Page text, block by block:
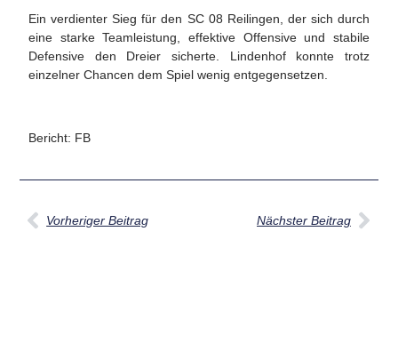
Ein verdienter Sieg für den SC 08 Reilingen, der sich durch
eine starke Teamleistung, effektive Offensive und stabile
Defensive den Dreier sicherte. Lindenhof konnte trotz
einzelner Chancen dem Spiel wenig entgegensetzen.
Bericht: FB
Vorheriger Beitrag Nächster Beitrag